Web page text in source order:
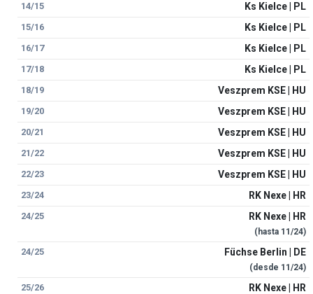
14/15 Ks Kielce | PL
15/16 Ks Kielce | PL
16/17 Ks Kielce | PL
17/18 Ks Kielce | PL
18/19 Veszprem KSE | HU
19/20 Veszprem KSE | HU
20/21 Veszprem KSE | HU
21/22 Veszprem KSE | HU
22/23 Veszprem KSE | HU
23/24 RK Nexe | HR
24/25 RK Nexe | HR
(hasta 11/24)
24/25 Füchse Berlin | DE
(desde 11/24)
25/26 RK Nexe | HR